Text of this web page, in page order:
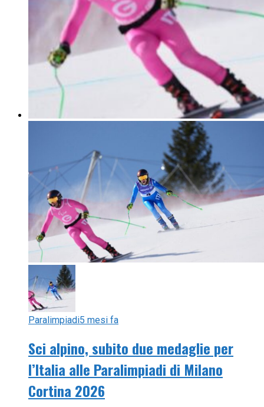
Paralimpiadi5 mesi fa
Sci alpino, subito due medaglie per
l’Italia alle Paralimpiadi di Milano
Cortina 2026